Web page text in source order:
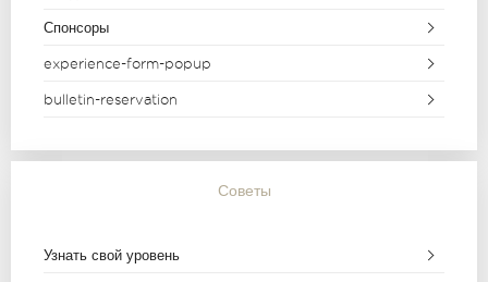
Спонсоры
experience-form-popup
bulletin-reservation
Советы
Узнать свой уровень